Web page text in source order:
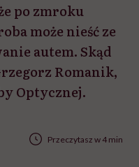
po zmroku
może nieść ze
autem. Skąd
Romanik,
Optycznej.
Przeczytasz w 4 min